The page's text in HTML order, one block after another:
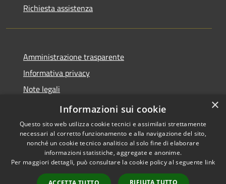
Richiesta assistenza
Amministrazione trasparente
Informativa privacy
Note legali
Dichiarazione di accessibilità
Accessibilità
Copyright © 2026 • Comune di
Tricesimo • Powered by
Municipium• Accesso
×
Informazioni sui cookie
Questo sito web utilizza cookie tecnici e assimilati strettamente
necessari al corretto funzionamento e alla navigazione del sito,
nonché un cookie tecnico analitico al solo fine di elaborare
informazioni statistiche, aggregate e anonime.
Per maggiori dettagli, può consultare la cookie policy al seguente link
RIFIUTA TUTTO